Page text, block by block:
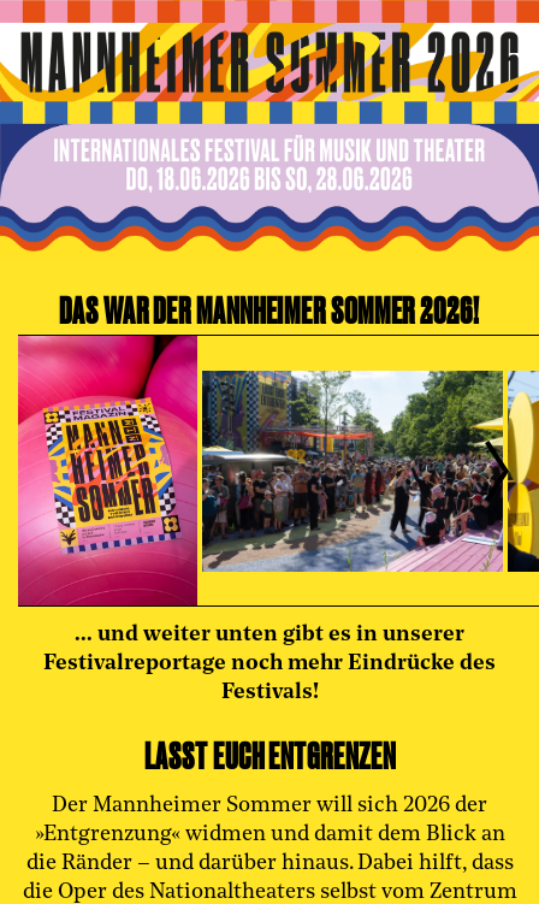
Zur Hauptnavigation springen
Zum Hauptinhalt springen Zum Footer springen
DAS WAR DER MANNHEIMER SOMMER 2026!
... und weiter unten gibt es in unserer
Festivalreportage noch mehr Eindrücke des
Festivals!
LASST EUCH ENTGRENZEN
Der Mannheimer Sommer will sich 2026 der
»Entgrenzung« widmen und damit dem Blick an
die Ränder – und darüber hinaus. Dabei hilft, dass
die Oper des Nationaltheaters selbst vom Zentrum